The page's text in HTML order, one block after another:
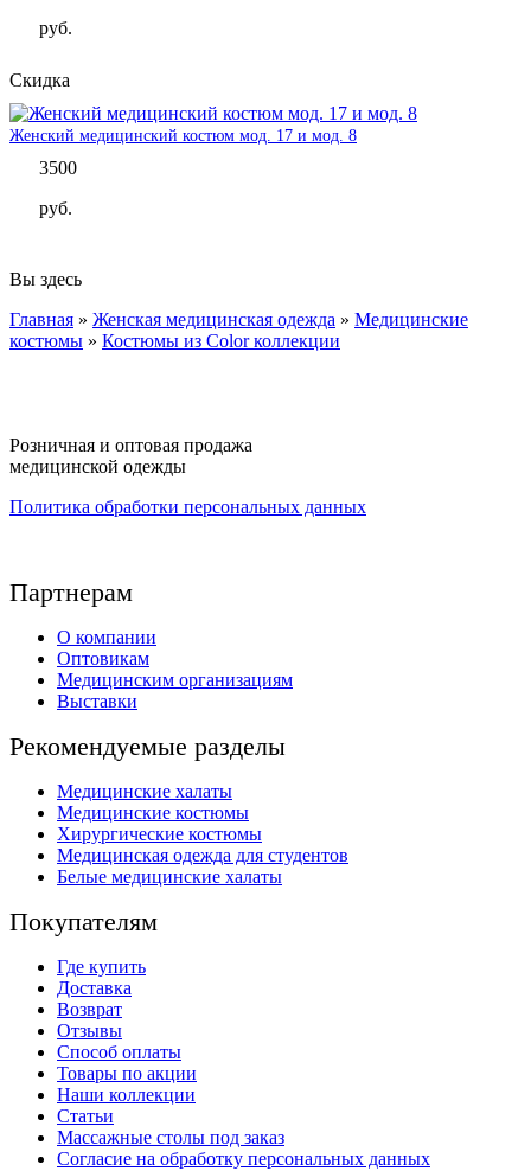
руб.
Скидка
Женский медицинский костюм мод. 17 и мод. 8
3500
руб.
Вы здесь
Главная » Женская медицинская одежда » Медицинские
костюмы » Костюмы из Color коллекции
Розничная и оптовая продажа
медицинской одежды
Политика обработки персональных данных
Партнерам
О компании
Оптовикам
Медицинским организациям
Выставки
Рекомендуемые разделы
Медицинские халаты
Медицинские костюмы
Хирургические костюмы
Медицинская одежда для студентов
Белые медицинские халаты
Покупателям
Где купить
Доставка
Возврат
Отзывы
Способ оплаты
Товары по акции
Наши коллекции
Статьи
Массажные столы под заказ
Согласие на обработку персональных данных